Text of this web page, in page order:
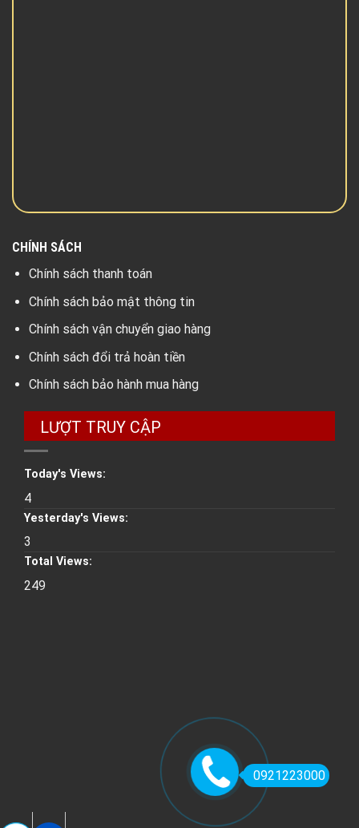
CHÍNH SÁCH
Chính sách thanh toán
Chính sách bảo mật thông tin
Chính sách vận chuyển giao hàng
Chính sách đổi trả hoàn tiền
Chính sách bảo hành mua hàng
LƯỢT TRUY CẬP
Today's Views:
4
Yesterday's Views:
3
Total Views:
249
0921223000